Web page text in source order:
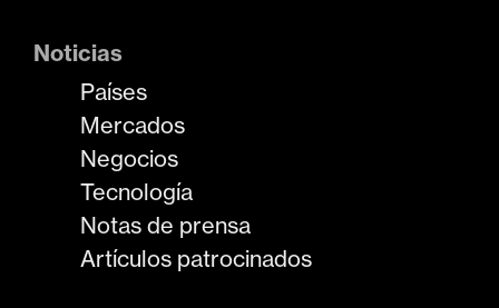
Noticias
Países
Mercados
Negocios
Tecnología
Notas de prensa
Artículos patrocinados